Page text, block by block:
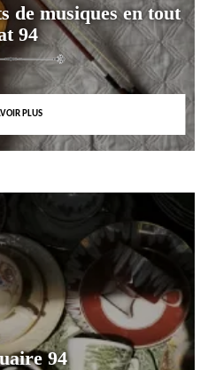
de musiques en tout
94
PLUS
94